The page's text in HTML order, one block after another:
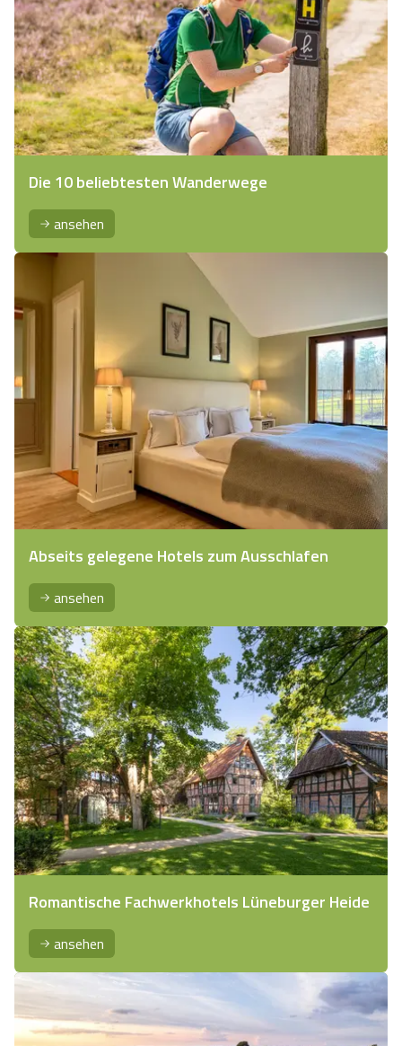
Die 10 beliebtesten Wanderwege
ansehen
Abseits gelegene Hotels zum Ausschlafen
ansehen
Romantische Fachwerkhotels Lüneburger Heide
ansehen